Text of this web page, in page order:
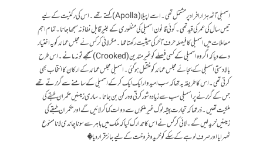
اسمبلی آٹھ ہزار افراد پر مشتمل تھی ۔ اسے اپیلا (Apolla) کہتے تھے ۔ اس کی رکنیت کے لیے
تیس سال کی عمر کی قید تھی ۔ کوئی قانون اسمبلی کی منظوری کے بغیر قابل نفاذ نہ سمجھا جاتا ۔ تمام اہم
معاملات میں اسمبلی کا فیصلہ حرف آخر کی حیثیت رکھتا تھا ۔ مگر لائی کرکس نے مجلس عمائد کو یہ اختیار
دے دیا کہ اگر وہ اسمبلی کے کسی فیصلے کو غیر متدین (Crooked) سمجھے تو نہ مانے ۔ اس طرح
بالادستی اسمبلی کے بجائے مجلس عمائد کو منتقل ہو گئی ۔ اسمبلی مجلس عمائد کے ارکان کا انتخاب بھی
کرتی تھی ۔ اس کا طریقہ یہ تھا کہ سب امیدوار ایک ایک کر کے اسمبلی کے سامنے سے گزرتے تھے
جس کے گزرنے پر اسمبلی سب سے زیادہ شور کرتی وہ رکن بن جاتا۔ ساری زمینیں حکمران طبقے کی
ملکیت تھیں ۔ ذرتھا کہ تجارت پیشہ لوگ غیر ملکوں سے دولت کما کر لائیں گے اور حکمران طبقے کی
زمینیں خرید لیں گے ۔ لائی کرگس نے اس کا تدارک کیا کہ ملک میں باہر سے سونا چاندی لانا ممنوع
ٹھہرایا اور صرف لوہے کے سکے کو خرید و فروخت کے لیے جائز قرار دیا �